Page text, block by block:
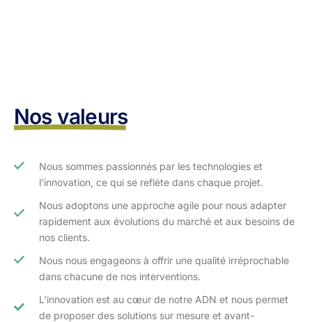
Nos valeurs
Nous sommes passionnés par les technologies et
l’innovation, ce qui se reflète dans chaque projet.
Nous adoptons une approche agile pour nous adapter
rapidement aux évolutions du marché et aux besoins de
nos clients.​
Nous nous engageons à offrir une qualité irréprochable
dans chacune de nos interventions.
L'innovation est au cœur de notre ADN et nous permet
de proposer des solutions sur mesure et avant-